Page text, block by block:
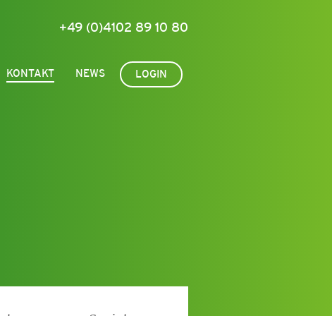
+49 (0)4102 89 10 80
KONTAKT NEWS LOGIN